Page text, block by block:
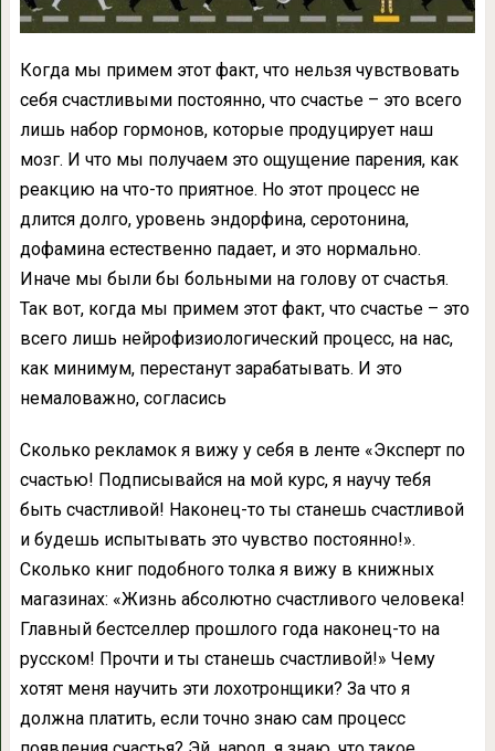
Когда мы примем этот факт, что нельзя чувствовать
себя счастливыми постоянно, что счастье – это всего
лишь набор гормонов, которые продуцирует наш
мозг. И что мы получаем это ощущение парения, как
реакцию на что-то приятное. Но этот процесс не
длится долго, уровень эндорфина, серотонина,
дофамина естественно падает, и это нормально.
Иначе мы были бы больными на голову от счастья.
Так вот, когда мы примем этот факт, что счастье – это
всего лишь нейрофизиологический процесс, на нас,
как минимум, перестанут зарабатывать. И это
немаловажно, согласись
Сколько рекламок я вижу у себя в ленте «Эксперт по
счастью! Подписывайся на мой курс, я научу тебя
быть счастливой! Наконец-то ты станешь счастливой
и будешь испытывать это чувство постоянно!».
Сколько книг подобного толка я вижу в книжных
магазинах: «Жизнь абсолютно счастливого человека!
Главный бестселлер прошлого года наконец-то на
русском! Прочти и ты станешь счастливой!» Чему
хотят меня научить эти лохотронщики? За что я
должна платить, если точно знаю сам процесс